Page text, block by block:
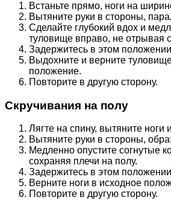
Встаньте прямо, ноги на
Вытяните руки в стороны,
Сделайте глубокий вдох и
туловище вправо, не отрывая
Задержитесь в этом
Выдохните и верните
положение.
Повторите в другую сторону.
Скручивания на полу
Лягте на спину, вытяните ноги
Вытяните руки в стороны,
Медленно опустите согнутые
сохраняя плечи на полу.
Задержитесь в этом
Верните ноги в исходное
Повторите в другую сторону.